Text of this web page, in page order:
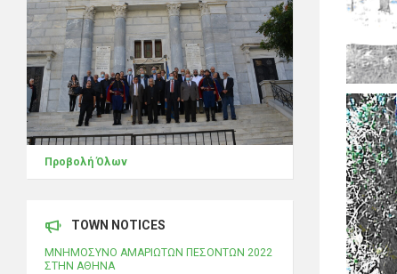
Προβολή Όλων
TOWN NOTICES
ΜΝΗΜΟΣΥΝΟ ΑΜΑΡΙΩΤΩΝ ΠΕΣΟΝΤΩΝ 2022
ΣΤΗΝ ΑΘΗΝΑ